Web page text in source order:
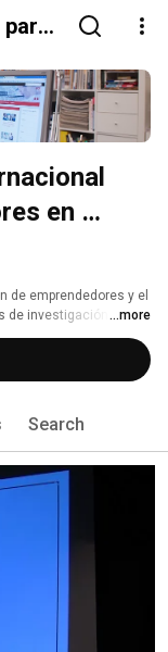
en
de emprendedores y el
de investigación y
y cursos, en su
y
...more
Search